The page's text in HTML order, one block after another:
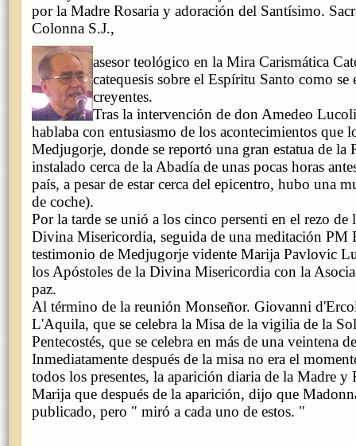
por la Madre Rosaria y adoración del Santísimo.
Colonna S.J.,
asesor teológico en la Mira Carismática
catequesis sobre el Espíritu Santo como se
creyentes.
Tras la intervención de don Amedeo
hablaba con entusiasmo de los acontecimientos que
Medjugorje, donde se reportó una gran estatua de la
instalado cerca de la Abadía de unas pocas horas
país, a pesar de estar cerca del epicentro, hubo una
de coche).
Por la tarde se unió a los cinco persenti en el rezo
Divina Misericordia, seguida de una meditación PM
testimonio de Medjugorje vidente Marija Pavlovic
los Apóstoles de la Divina Misericordia con la
paz.
Al término de la reunión Monseñor. Giovanni
L'Aquila, que se celebra la Misa de la vigilia de la
Pentecostés, que se celebra en más de una veintena
Inmediatamente después de la misa no era el
todos los presentes, la aparición diaria de la Madre y
Marija que después de la aparición, dijo que
publicado, pero " miró a cada uno de estos. "